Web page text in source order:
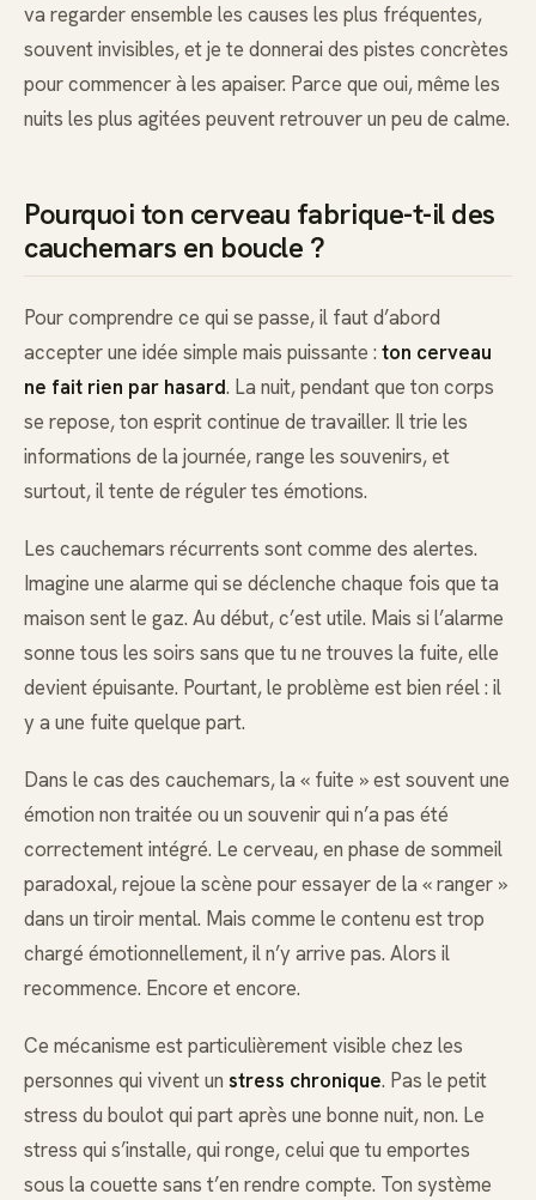
va regarder ensemble les causes les plus fréquentes,
souvent invisibles, et je te donnerai des pistes concrètes
pour commencer à les apaiser. Parce que oui, même les
nuits les plus agitées peuvent retrouver un peu de calme.
Pourquoi ton cerveau fabrique-t-il des
cauchemars en boucle ?
Pour comprendre ce qui se passe, il faut d’abord
accepter une idée simple mais puissante : ton cerveau
ne fait rien par hasard. La nuit, pendant que ton corps
se repose, ton esprit continue de travailler. Il trie les
informations de la journée, range les souvenirs, et
surtout, il tente de réguler tes émotions.
Les cauchemars récurrents sont comme des alertes.
Imagine une alarme qui se déclenche chaque fois que ta
maison sent le gaz. Au début, c’est utile. Mais si l’alarme
sonne tous les soirs sans que tu ne trouves la fuite, elle
devient épuisante. Pourtant, le problème est bien réel : il
y a une fuite quelque part.
Dans le cas des cauchemars, la « fuite » est souvent une
émotion non traitée ou un souvenir qui n’a pas été
correctement intégré. Le cerveau, en phase de sommeil
paradoxal, rejoue la scène pour essayer de la « ranger »
dans un tiroir mental. Mais comme le contenu est trop
chargé émotionnellement, il n’y arrive pas. Alors il
recommence. Encore et encore.
Ce mécanisme est particulièrement visible chez les
personnes qui vivent un stress chronique. Pas le petit
stress du boulot qui part après une bonne nuit, non. Le
stress qui s’installe, qui ronge, celui que tu emportes
sous la couette sans t’en rendre compte. Ton système